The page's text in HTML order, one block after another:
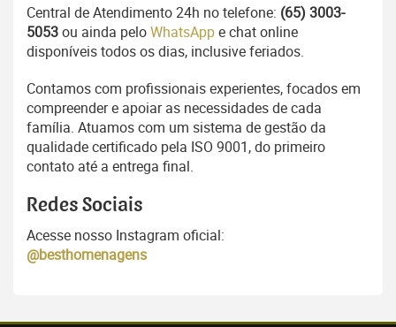
Central de Atendimento 24h no telefone: (65) 3003-
5053ou ainda peloWhatsAppe chat online
disponíveis todos os dias, inclusive feriados.
Contamos com profissionais experientes, focados em
compreender e apoiar as necessidades de cada
família. Atuamos com um sistema de gestão da
qualidade certificado pela ISO 9001, do primeiro
contato até a entrega final.
Redes Sociais
Acesse nosso Instagram oficial:
@besthomenagens